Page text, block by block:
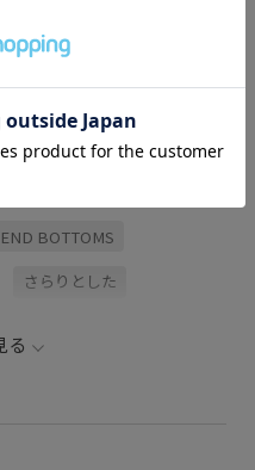
BOTTOMS
さらりとした
る